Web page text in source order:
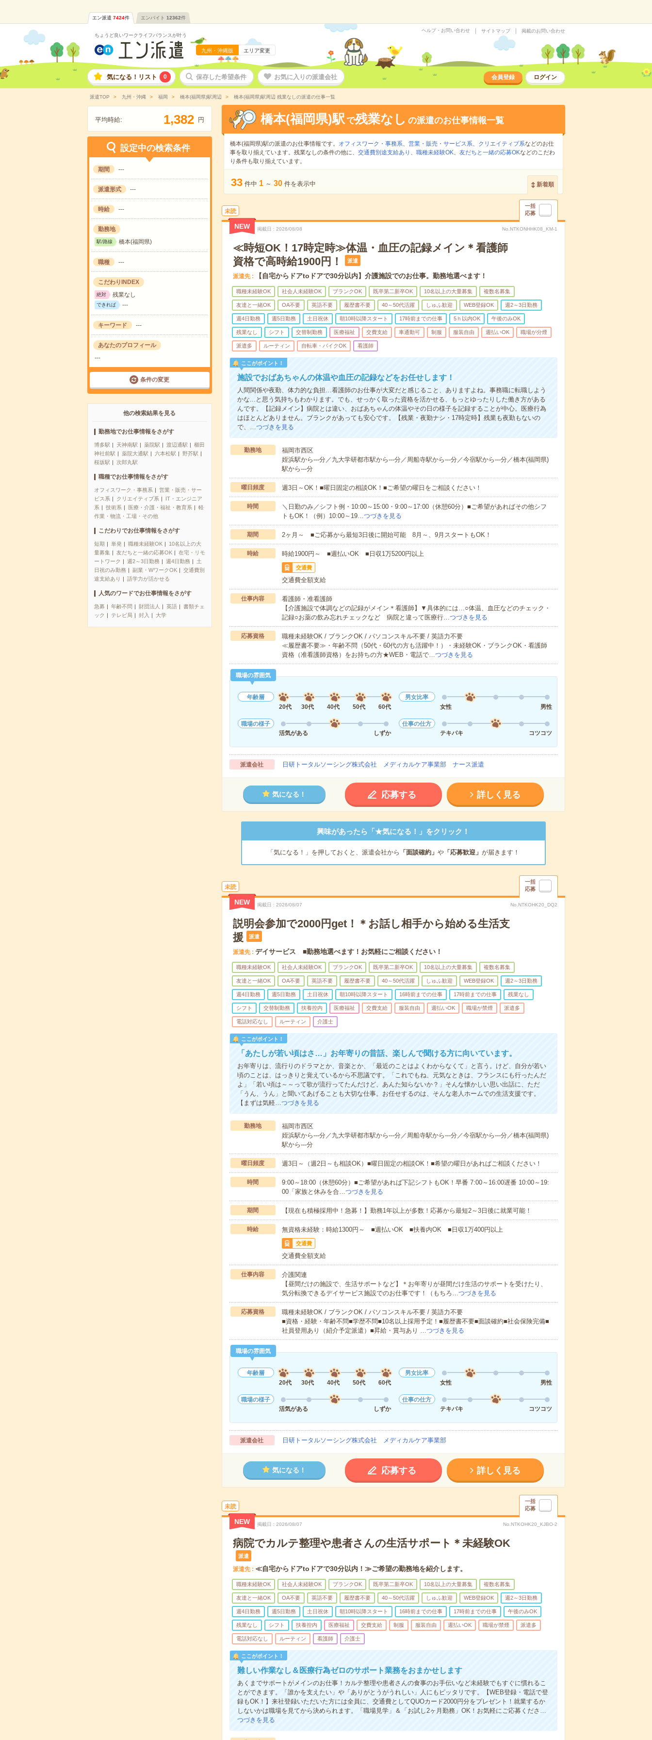
エン派遣 7424件 エンバイト 12362件
ちょうど良いワークライフバランスが叶う
九州・沖縄版 エリア変更
ヘルプ・お問い合わせ サイトマップ 掲載のお問い合わせ
気になる！リスト 0 保存した希望条件 お気に入りの派遣会社 会員登録 ログイン
派遣TOP 九州・沖縄 福岡 橋本(福岡県)駅周辺 橋本(福岡県)駅周辺 残業なしの派遣の仕事一覧
平均時給: 1,382 円
設定中の検索条件
期間 ---
派遣形式 ---
時給 ---
勤務地
駅/路線 橋本(福岡県)
職種 ---
こだわりINDEX
絶対 残業なし
できれば ---
キーワード ---
あなたのプロフィール
---
条件の変更
他の検索結果を見る
勤務地でお仕事情報をさがす
博多駅 天神南駅 薬院駅 渡辺通駅
櫛田
神社前駅
薬院大通駅 六本松駅
野芥駅
桜坂駅
次郎丸駅
職種でお仕事情報をさがす
オフィスワーク・事務系
営業・販売・サー
ビス系
クリエイティブ系
IT・エンジニア
系
技術系 医療・介護・福祉・教育系
軽
作業・物流・工場・その他
こだわりでお仕事情報をさがす
短期 単発 職種未経験OK
10名以上の大
量募集
友だちと一緒の応募OK
在宅・リモ
ートワーク
週2～3日勤務 週4日勤務
土
日祝のみ勤務
副業・WワークOK
交通費別
途支給あり
語学力が活かせる
人気のワードでお仕事情報をさがす
急募 年齢不問 財団法人 英語
書類チェ
ック
テレビ局 封入 大学
橋本(福岡県)駅 で残業なし の派遣のお仕事情報一覧
橋本(福岡県)駅の派遣のお仕事情報です。 オフィスワーク・事務系、 営業・販売・サービス系、 クリエイティブ系などのお仕
事を取り揃えています。残業なしの条件の他に、 交通費別途支給あり 、 職種未経験OK、 友だちと一緒の応募OKなどのこだわ
り条件も取り揃えています。
33 件中 1 ～ 30 件を表示中 新着順
未読
一括
応募
NEW 掲載日 2026/08/08 No.NTKONHHK08_KM-1
≪時短OK！17時定時≫体温・血圧の記録メイン＊看護師
資格で高時給1900円！
派遣
派遣先 【自宅からドアtoドアで30分以内】介護施設でのお仕事。勤務地選べます！
職種未経験OK 社会人未経験OK ブランクOK 既卒第二新卒OK 10名以上の大量募集 複数名募集
友達と一緒OK OA不要 英語不要 履歴書不要 40～50代活躍 しゅふ歓迎 WEB登録OK 週2～3日勤務
週4日勤務 週5日勤務 土日祝休 朝10時以降スタート 17時前までの仕事 5ｈ以内OK 午後のみOK
残業なし シフト 交替制勤務 医療福祉 交費支給 車通勤可 制服 服装自由 週払いOK 職場が分煙
派遣多 ルーティン 自転車・バイクOK 看護師
ここがポイント！
施設でおばあちゃんの体温や血圧の記録などをお任せします！
人間関係や夜勤、体力的な負担…看護師のお仕事が大変だと感じること、ありますよね。事務職に転職しよう
かな...と思う気持ちもわかります。でも、せっかく取った資格を活かせる、もっとゆったりした働き方がある
んです。【記録メイン】病院とは違い、おばあちゃんの体温やその日の様子を記録することが中心。医療行為
はほとんどありません。ブランクがあっても安心です。【残業・夜勤ナシ・17時定時】残業も夜勤もないの
で、…つづきを見る
勤務地
福岡市西区
姪浜駅から---分／九大学研都市駅から---分／周船寺駅から---分／今宿駅から---分／橋本(福岡県)
駅から---分
曜日頻度 週3日～OK！■曜日固定の相談OK！■ご希望の曜日をご相談ください！
時間
＼日勤のみ／シフト例・10:00～15:00・9:00～17:00（休憩60分）■ご希望があればその他シフ
トもOK！（例）10:00～19…つづきを見る
期間 2ヶ月～ ■ご応募から最短3日後に開始可能 8月～、9月スタートもOK！
時給 時給1900円～ ■週払いOK ■日収1万5200円以上
交通費
交通費全額支給
仕事内容
看護師・准看護師
【介護施設で体調などの記録がメイン＊看護師】▼具体的には…○体温、血圧などのチェック・
記録○お薬の飲み忘れチェックなど 病院と違って医療行…つづきを見る
応募資格
職種未経験OK / ブランクOK / パソコンスキル不要 / 英語力不要
≪履歴書不要≫・年齢不問（50代・60代の方も活躍中！）・未経験OK・ブランクOK・看護師
資格（准看護師資格）をお持ちの方★WEB・電話で…つづきを見る
職場の雰囲気
年齢層
20代
30代 40代 50代 60代
男女比率
女性
男性
職場の様子
活気がある
しずか
仕事の仕方
テキパキ
コツコツ
派遣会社 日研トータルソーシング株式会社 メディカルケア事業部 ナース派遣
気になる！ 応募する 詳しく見る
興味があったら「★気になる！」をクリック！
「気になる！」を押しておくと、派遣会社から 「面談確約」 や「応募歓迎」 が届きます！
未読
一括
応募
NEW 掲載日 2026/08/07 No.NTKOHK20_DQ2
説明会参加で2000円get！＊お話し相手から始める生活支
援
派遣
派遣先 デイサービス ■勤務地選べます！お気軽にご相談ください！
職種未経験OK 社会人未経験OK ブランクOK 既卒第二新卒OK 10名以上の大量募集 複数名募集
友達と一緒OK OA不要 英語不要 履歴書不要 40～50代活躍 しゅふ歓迎 WEB登録OK 週2～3日勤務
週4日勤務 週5日勤務 土日祝休 朝10時以降スタート 16時前までの仕事 17時前までの仕事 残業なし
シフト 交替制勤務 扶養控内 医療福祉 交費支給 服装自由 週払いOK 職場が禁煙 派遣多
電話対応なし ルーティン 介護士
ここがポイント！
「あたしが若い頃はさ…」お年寄りの昔話、楽しんで聞ける方に向いています。
お年寄りは、流行りのドラマとか、音楽とか、「最近のことはよくわからなくて」と言う。けど、自分が若い
頃のことは、はっきりと覚えているから不思議です。「これでもね、元気なときは、フランスにも行ったんだ
よ」「若い頃は～～って歌が流行ってたんだけど、あんた知らないか？」そんな懐かしい思い出話に、ただ
「うん、うん」と聞いてあげることも大切な仕事。お任せするのは、そんな老人ホームでの生活支援です。
【まずは気軽…つづきを見る
勤務地
福岡市西区
姪浜駅から---分／九大学研都市駅から---分／周船寺駅から---分／今宿駅から---分／橋本(福岡県)
駅から---分
曜日頻度 週3日～（週2日～も相談OK）■曜日固定の相談OK！■希望の曜日があればご相談ください！
時間
9:00～18:00（休憩60分）■ご希望があれば下記シフトもOK！早番 7:00～16:00遅番 10:00～19:
00「家族と休みを合…つづきを見る
期間 【現在も積極採用中！急募！】勤務1年以上が多数！応募から最短2～3日後に就業可能！
時給 無資格未経験：時給1300円～ ■週払いOK ■扶養内OK ■日収1万400円以上
交通費
交通費全額支給
仕事内容
介護関連
【昼間だけの施設で、生活サポートなど】＊お年寄りが昼間だけ生活のサポートを受けたり、
気分転換できるデイサービス施設でのお仕事です！（もちろ…つづきを見る
応募資格
職種未経験OK / ブランクOK / パソコンスキル不要 / 英語力不要
■資格・経験・年齢不問■学歴不問■10名以上採用予定！■履歴書不要■面談確約■社会保険完備■
社員登用あり（紹介予定派遣）■昇給・賞与あり …つづきを見る
職場の雰囲気
年齢層
20代
30代 40代 50代 60代
男女比率
女性
男性
職場の様子
活気がある
しずか
仕事の仕方
テキパキ
コツコツ
派遣会社 日研トータルソーシング株式会社 メディカルケア事業部
気になる！ 応募する 詳しく見る
未読
一括
応募
NEW 掲載日 2026/08/07 No.NTKOHK20_KJBO-2
病院でカルテ整理や患者さんの生活サポート＊未経験OK
派遣
派遣先 ≪自宅からドアtoドアで30分以内！≫ご希望の勤務地を紹介します。
職種未経験OK 社会人未経験OK ブランクOK 既卒第二新卒OK 10名以上の大量募集 複数名募集
友達と一緒OK OA不要 英語不要 履歴書不要 40～50代活躍 しゅふ歓迎 WEB登録OK 週2～3日勤務
週4日勤務 週5日勤務 土日祝休 朝10時以降スタート 16時前までの仕事 17時前までの仕事 午後のみOK
残業なし シフト 扶養控内 医療福祉 交費支給 制服 服装自由 週払いOK 職場が禁煙 派遣多
電話対応なし ルーティン 看護師 介護士
ここがポイント！
難しい作業なし＆医療行為ゼロのサポート業務をおまかせします
あくまでサポートがメインのお仕事！カルテ整理や患者さんの食事のお手伝いなど未経験でもすぐに慣れるこ
とができます。「誰かを支えたい」や「ありがとうがうれしい」人にもピッタリです。【WEB登録・電話で登
録もOK！】来社登録いただいた方には全員に、交通費としてQUOカード2000円分をプレゼント！就業するか
しないかは職場を見てから決められます。「職場見学」＆「お試し2ヶ月勤務」OK！お気軽にご応募くださ…
つづきを見る